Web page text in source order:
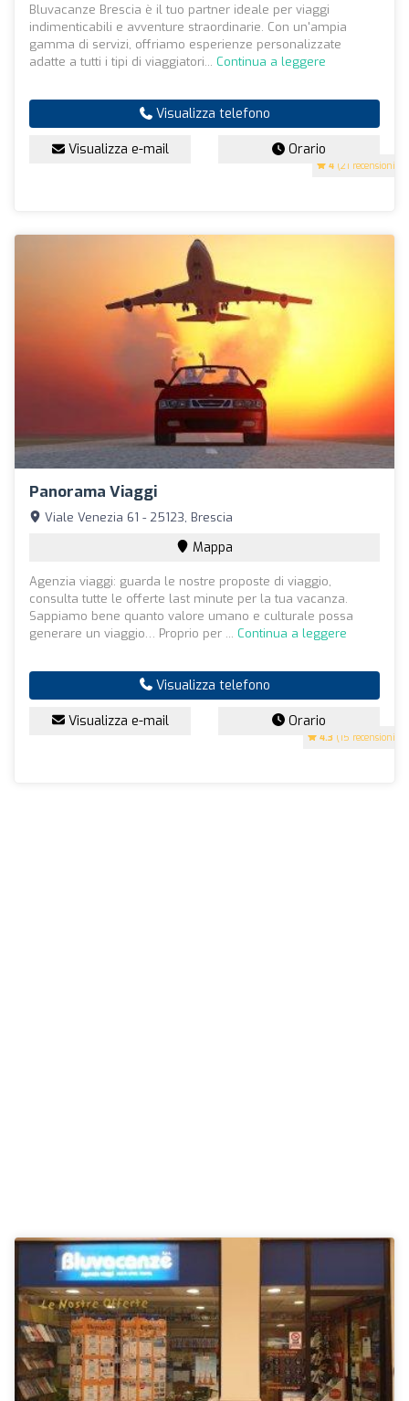
4 (21 recensioni)
Bluvacanze Brescia è il tuo partner ideale per viaggi
indimenticabili e avventure straordinarie. Con un'ampia
gamma di servizi, offriamo esperienze personalizzate
adatte a tutti i tipi di viaggiatori... Continua a leggere
Visualizza telefono
Visualizza e-mail Orario
Panorama Viaggi
4.3 (15 recensioni)
Viale Venezia 61 - 25123, Brescia
Mappa
Agenzia viaggi: guarda le nostre proposte di viaggio,
consulta tutte le offerte last minute per la tua vacanza.
Sappiamo bene quanto valore umano e culturale possa
generare un viaggio… Proprio per ... Continua a leggere
Visualizza telefono
Visualizza e-mail Orario